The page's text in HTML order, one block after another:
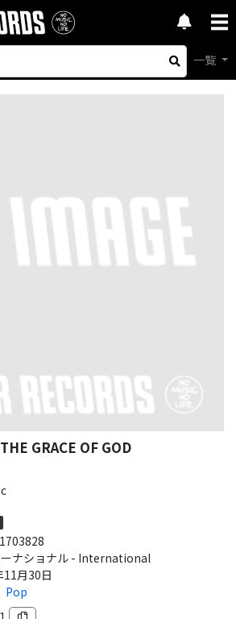
一覧
GRACE OF GOD
ーナショナル - International
11月30日
Pop